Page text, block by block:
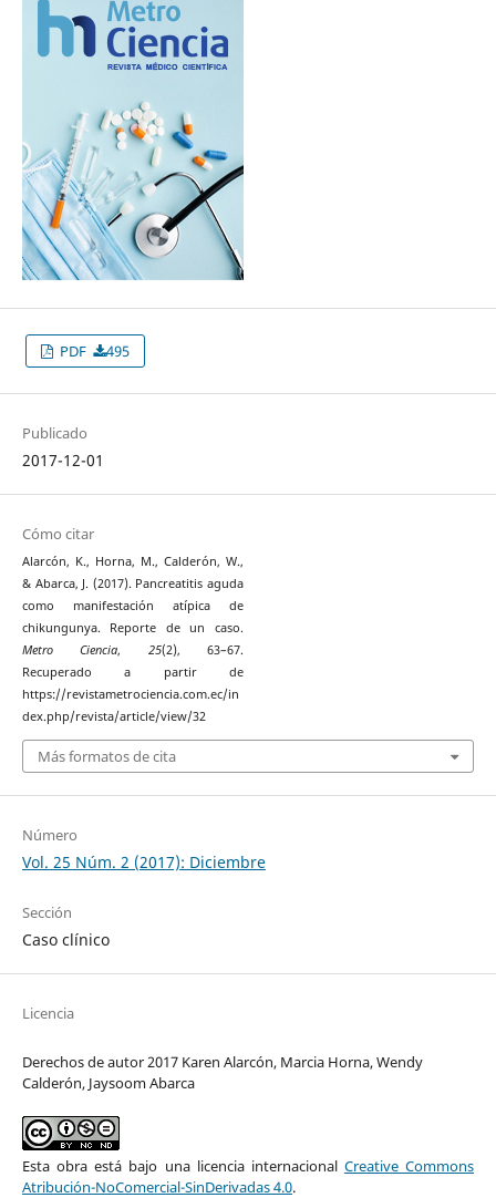
PDF 495
Publicado
2017-12-01
Cómo citar
Alarcón, K., Horna, M., Calderón, W.,
& Abarca, J. (2017). Pancreatitis aguda
como manifestación atípica de
chikungunya. Reporte de un caso.
Metro Ciencia, 25(2), 63–67.
Recuperado a partir de
https://revistametrociencia.com.ec/in
dex.php/revista/article/view/32
Más formatos de cita
Número
Vol. 25 Núm. 2 (2017): Diciembre
Sección
Caso clínico
Licencia
Derechos de autor 2017 Karen Alarcón, Marcia Horna, Wendy
Calderón, Jaysoom Abarca
Esta obra está bajo una licencia internacional Creative Commons
Atribución-NoComercial-SinDerivadas 4.0.